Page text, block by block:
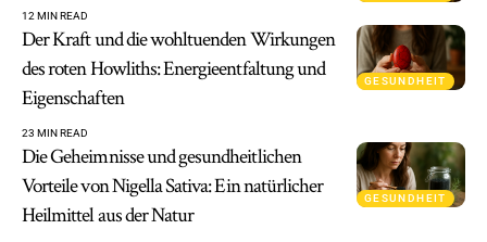
12 MIN READ
GESUNDHEIT
Der Kraft und die wohltuenden Wirkungen
des roten Howliths: Energieentfaltung und
Eigenschaften
23 MIN READ
GESUNDHEIT
Die Geheimnisse und gesundheitlichen
Vorteile von Nigella Sativa: Ein natürlicher
Heilmittel aus der Natur